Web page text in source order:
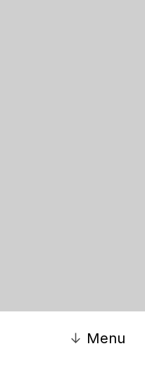
↓ Menu